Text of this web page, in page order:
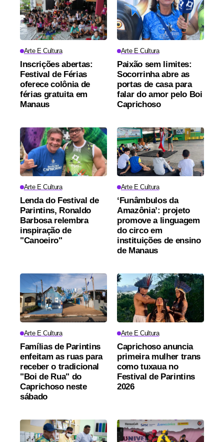
Arte E Cultura
Inscrições abertas:
Festival de Férias
oferece colônia de
férias gratuita em
Manaus
Arte E Cultura
Paixão sem limites:
Socorrinha abre as
portas de casa para
falar do amor pelo Boi
Caprichoso
Arte E Cultura
Lenda do Festival de
Parintins, Ronaldo
Barbosa relembra
inspiração de
"Canoeiro"
Arte E Cultura
‘Funâmbulos da
Amazônia’: projeto
promove a linguagem
do circo em
instituições de ensino
de Manaus
Arte E Cultura
Famílias de Parintins
enfeitam as ruas para
receber o tradicional
"Boi de Rua" do
Caprichoso neste
sábado
Arte E Cultura
Caprichoso anuncia
primeira mulher trans
como tuxaua no
Festival de Parintins
2026